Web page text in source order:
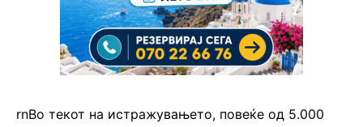
rnВо текот на истражувањето, повеќе од 5.000